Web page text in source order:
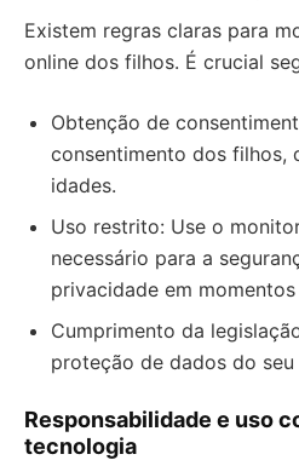
Existem regras claras para
online dos filhos. É crucial
Obtenção de
consentimento dos filhos,
idades.
Uso restrito: Use o
necessário para a
privacidade em momentos
Cumprimento da
proteção de dados do
Responsabilidade e uso
tecnologia